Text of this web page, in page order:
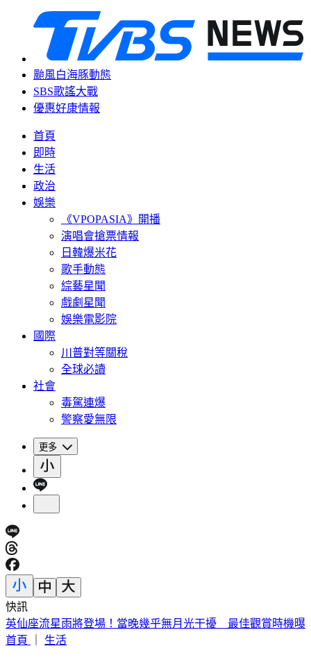
颱風白海豚動態
SBS歌謠大戰
優惠好康情報
首頁
即時
生活
政治
娛樂
《VPOPASIA》開播
演唱會搶票情報
日韓爆米花
歌手動態
綜藝星聞
戲劇星聞
娛樂電影院
國際
川普對等關稅
全球必讀
社會
毒駕連爆
警察愛無限
更多
快訊
SBS歌謠大戰／3大女團合體重唱BLACKPINK神曲
首頁
生活